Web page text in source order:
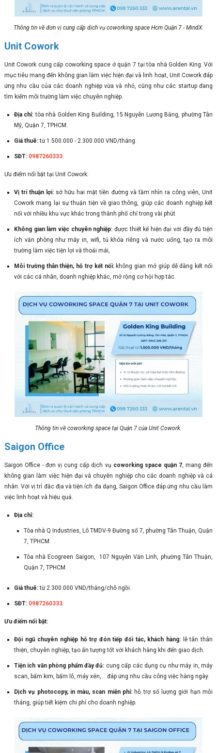
Thông tin về đơn vị cung cấp dịch vụ coworking space Hcm Quận 7 - MindX.
Unit Cowork
Unit Cowork cung cấp coworking space ở quận 7 tại tòa nhà Golden King. Với
mục tiêu mang đến không gian làm việc hiện đại và linh hoạt, Unit Cowork đáp
ứng nhu cầu của các doanh nghiệp vừa và nhỏ, cũng như các startup đang
tìm kiếm môi trường làm việc chuyên nghiệp.
Địa chỉ: tòa nhà Golden King Building, 15 Nguyễn Lương Bằng, phường Tân
Mỹ, Quận 7, TPHCM.
Giá thuê:từ 1.500.000 - 2.300.000 VND/tháng.
SĐT: 0987260333.
Ưu điểm nổi bật tại Unit Cowork:
Vị trí thuận lợi: sở hữu hai mặt tiền đường và tầm nhìn ra công viên, Unit
Cowork mang lại sự thuận tiện về giao thông, giúp các doanh nghiệp kết
nối với nhiều khu vực khác trong thành phố chỉ trong vài phút
Không gian làm việc chuyên nghiệp: được thiết kế hiện đại với đầy đủ tiện
ích văn phòng như máy in, wifi, tủ khóa riêng và nước uống, tạo ra môi
trường làm việc tiện lợi và thoải mái,
Môi trường thân thiện, hỗ trợ kết nối:không gian mở giúp dễ dàng kết nối
với các cá nhân, doanh nghiệp khác, mở rộng cơ hội hợp tác.
Thông tin về coworking space tại Quận 7 của Unit Cowork.
Saigon Office
Saigon Office - đơn vị cung cấp dịch vụ coworking space quận 7, mang đến
không gian làm việc hiện đại và chuyên nghiệp cho các doanh nghiệp và cá
nhân. Với vị trí đắc địa và tiện ích đa dạng, Saigon Office đáp ứng nhu cầu làm
việc linh hoạt và hiệu quả.
Địa chỉ:
Tòa nhà Q Industries, Lô TMDV-9 Đường số 7, phường Tân Thuận, Quận
7, TPHCM.
Tòa nhà Ecogreen Saigon, 107 Nguyễn Văn Linh, phường Tân Thuận,
Quận 7, TPHCM.
Giá thuê:từ 2.300.000 VND/tháng/chỗ ngồi.
SĐT: 0987260333.
Ưu điểm nổi bật:
Đội ngũ chuyên nghiệp hỗ trợ đón tiếp đối tác, khách hàng: lễ tân thân
thiện, chuyên nghiệp, tạo ấn tượng tốt với khách hàng khi đến giao dịch.
Tiện ích văn phòng phẩm đầy đủ: cung cấp các dụng cụ như máy in, máy
scan, bấm kim, bấm lỗ, máy xén,… đáp ứng nhu cầu công việc hàng ngày.
Dịch vụ photocopy, in màu, scan miễn phí: hỗ trợ số lượng giới hạn mỗi
tháng, giúp tiết kiệm chi phí cho doanh nghiệp.